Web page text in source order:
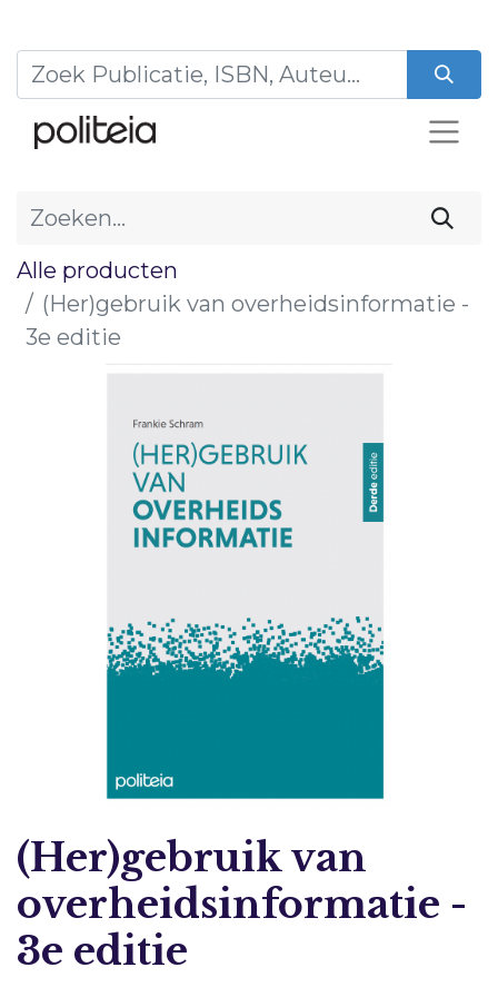
Alle producten
(Her)gebruik van overheidsinformatie -
3e editie
(Her)gebruik van
overheidsinformatie -
3e editie